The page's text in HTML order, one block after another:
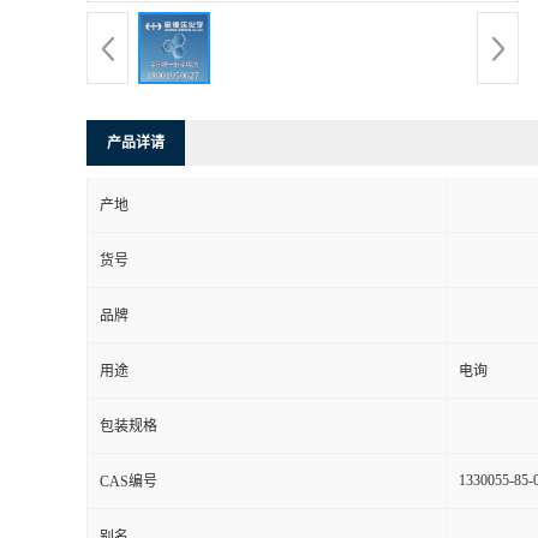
产品详请
产地
货号
品牌
用途 电询
包装规格
CAS编号 1330055-85-